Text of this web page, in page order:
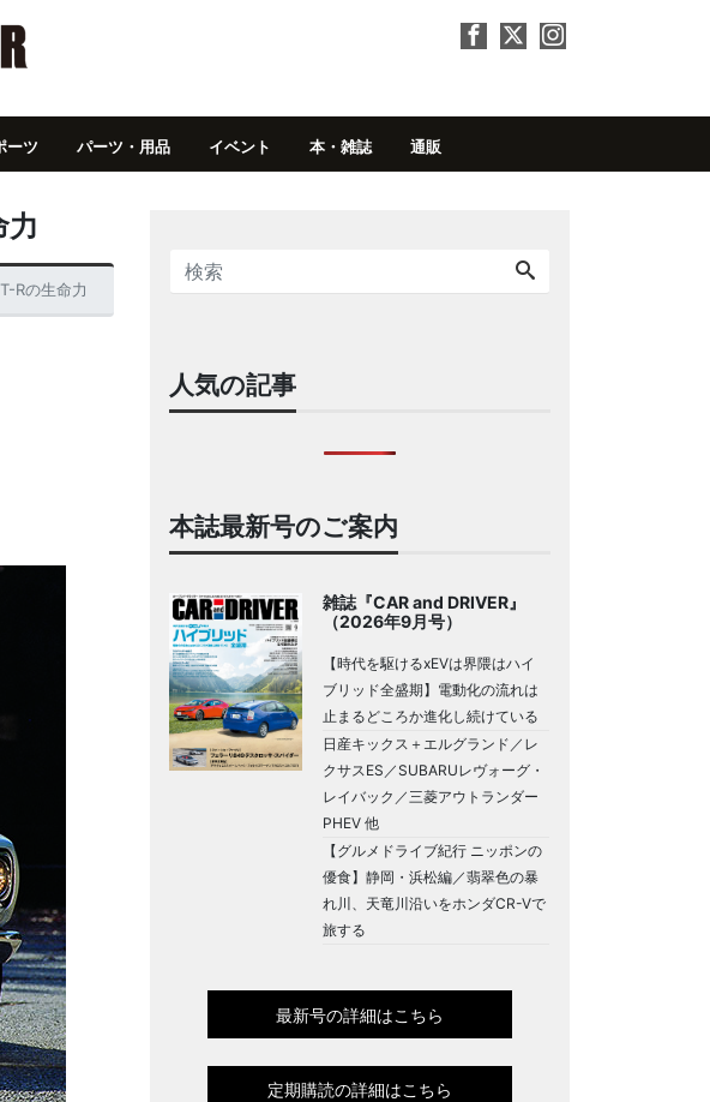
ーツ パーツ・用品 イベント 本・雑誌 通販
Rの生命力
人気の記事
本誌最新号のご案内
雑誌『CAR and DRIVER』
（2026年9月号）
【時代を駆けるxEVは界隈はハイ
ブリッド全盛期】電動化の流れは
止まるどころか進化し続けている
日産キックス＋エルグランド／レ
クサスES／SUBARUレヴォーグ・
レイバック／三菱アウトランダー
PHEV 他
【グルメドライブ紀行 ニッポンの
優食】静岡・浜松編／翡翠色の暴
れ川、天竜川沿いをホンダCR-Vで
旅する
最新号の詳細はこちら
定期購読の詳細はこちら